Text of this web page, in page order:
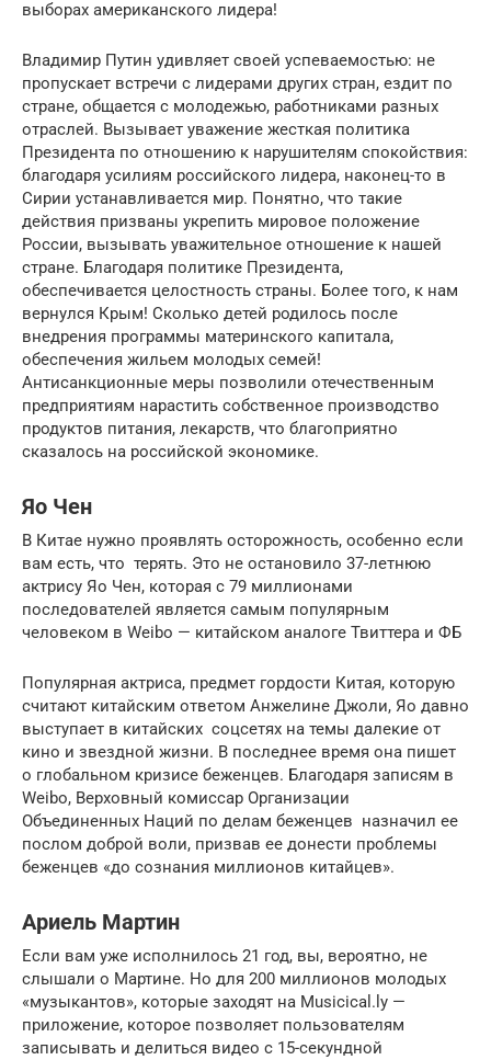
выборах американского лидера!
Владимир Путин удивляет своей успеваемостью: не
пропускает встречи с лидерами других стран, ездит по
стране, общается с молодежью, работниками разных
отраслей. Вызывает уважение жесткая политика
Президента по отношению к нарушителям спокойствия:
благодаря усилиям российского лидера, наконец-то в
Сирии устанавливается мир. Понятно, что такие
действия призваны укрепить мировое положение
России, вызывать уважительное отношение к нашей
стране. Благодаря политике Президента,
обеспечивается целостность страны. Более того, к нам
вернулся Крым! Сколько детей родилось после
внедрения программы материнского капитала,
обеспечения жильем молодых семей!
Антисанкционные меры позволили отечественным
предприятиям нарастить собственное производство
продуктов питания, лекарств, что благоприятно
сказалось на российской экономике.
Яо Чен
В Китае нужно проявлять осторожность, особенно если
вам есть, что терять. Это не остановило 37-летнюю
актрису Яо Чен, которая с 79 миллионами
последователей является самым популярным
человеком в Weibo — китайском аналоге Твиттера и ФБ
Популярная актриса, предмет гордости Китая, которую
считают китайским ответом Анжелине Джоли, Яо давно
выступает в китайских соцсетях на темы далекие от
кино и звездной жизни. В последнее время она пишет
о глобальном кризисе беженцев. Благодаря записям в
Weibo, Верховный комиссар Организации
Объединенных Наций по делам беженцев назначил ее
послом доброй воли, призвав ее донести проблемы
беженцев «до сознания миллионов китайцев».
Ариель Мартин
Если вам уже исполнилось 21 год, вы, вероятно, не
слышали о Мартине. Но для 200 миллионов молодых
«музыкантов», которые заходят на Musicical.ly —
приложение, которое позволяет пользователям
записывать и делиться видео с 15-секундной